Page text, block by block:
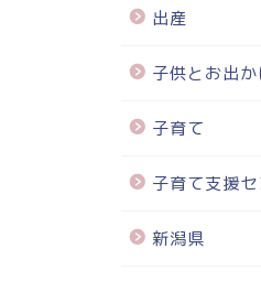
出産
子供とお出か
子育て
子育て支援
新潟県